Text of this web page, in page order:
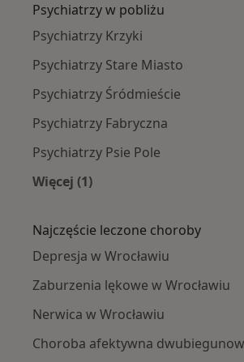
Psychiatrzy w pobliżu
Psychiatrzy Krzyki
Psychiatrzy Stare Miasto
Psychiatrzy Śródmieście
Psychiatrzy Fabryczna
Psychiatrzy Psie Pole
Więcej (1)
Najczęście leczone choroby
Depresja w Wrocławiu
Zaburzenia lękowe w Wrocławiu
Nerwica w Wrocławiu
Choroba afektywna